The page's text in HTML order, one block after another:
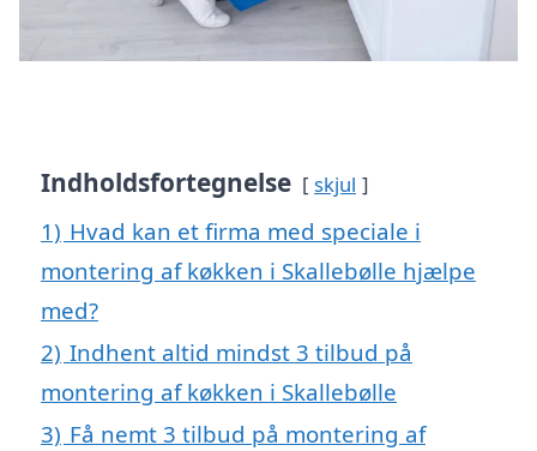
Indholdsfortegnelse skjul
1) Hvad kan et firma med speciale i
montering af køkken i Skallebølle hjælpe
med?
2) Indhent altid mindst 3 tilbud på
montering af køkken i Skallebølle
3) Få nemt 3 tilbud på montering af